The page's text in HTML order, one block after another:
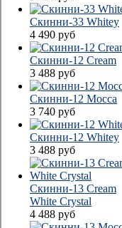
Скинни-33 Whitey
4 490 руб
Скинни-12 Cream
3 488 руб
Скинни-12 Mocca
3 740 руб
Скинни-12 Whitey
3 488 руб
Скинни-13 Cream
White Сrystal
4 488 руб